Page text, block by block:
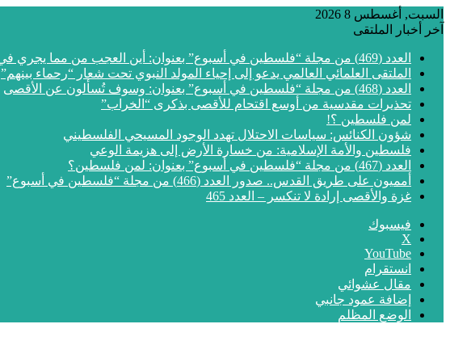
السبت, أغسطس 8 2026
آخر أخبار الملتقى
العدد (469) من مجلة “فلسطين في أسبوع” بعنوان: أين العجب من مما يجري في فلسطين
الملتقى العلمائي العالمي يدعو إلى إحياء المولد النبوي تحت شعار “رحماء بينهم”
العدد (468) من مجلة “فلسطين في أسبوع” بعنوان: وسوف تُسألون عن الأقصى
تحذيرات مقدسية من أوسع اقتحام للأقصى بذكرى “الخراب”
لمن فلسطين ؟!
شؤون الكنائس: سياسات الاحتلال تهدد الوجود المسيحي الفلسطيني
فلسطين والأمة الإسلامية: من خسارة الأرض إلى هزيمة الوعي
العدد (467) من مجلة “فلسطين في أسبوع” بعنوان: لمن فلسطين؟
أمميون على طريق القدس.. صدور العدد (466) من مجلة “فلسطين في أسبوع”
غزة والأقصى إرادة لا تنكسر – العدد 465
فيسبوك
‫X
‫YouTube
انستقرام
مقال عشوائي
إضافة عمود جانبي
الوضع المظلم